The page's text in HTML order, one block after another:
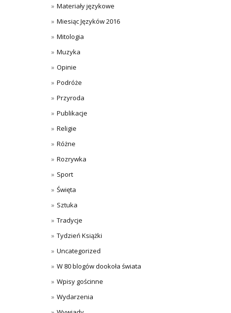
Materiały językowe
Miesiąc Języków 2016
Mitologia
Muzyka
Opinie
Podróże
Przyroda
Publikacje
Religie
Różne
Rozrywka
Sport
Święta
Sztuka
Tradycje
Tydzień Książki
Uncategorized
W 80 blogów dookoła świata
Wpisy gościnne
Wydarzenia